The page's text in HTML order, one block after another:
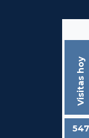
Visitas hoy
547